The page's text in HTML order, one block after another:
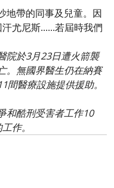
地帶的同事及兒童。因
尤尼斯......若屆時我們
院於3月23日遭火箭襲
。無國界醫生仍在納賽
醫療設施提供援助。
和酷刑受害者工作10
作。